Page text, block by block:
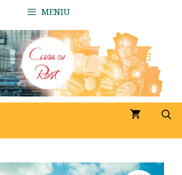
MENIU